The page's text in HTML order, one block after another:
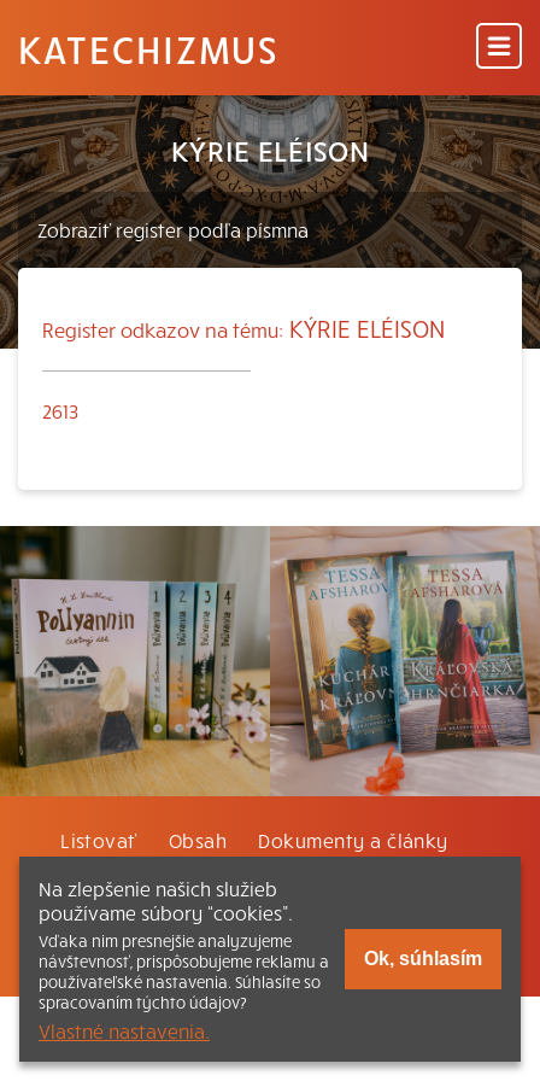
KATECHIZMUS
KÝRIE ELÉISON
Register odkazov na tému: KÝRIE ELÉISON
2613
Listovať Obsah Dokumenty a články
Kontakt Tlačená verzia Katechizmu
© 2026 katechizmus.sk |Všetky práva vyhradené
funguje aj vďaka kresťanskému kníhkupectvu Kumran.sk
Na zlepšenie našich služieb
používame súbory “cookies”.
Vďaka nim presnejšie analyzujeme
návštevnosť, prispôsobujeme reklamu a
používateľské nastavenia. Súhlasíte so
spracovaním týchto údajov?
Vlastné nastavenia.
Ok, súhlasím